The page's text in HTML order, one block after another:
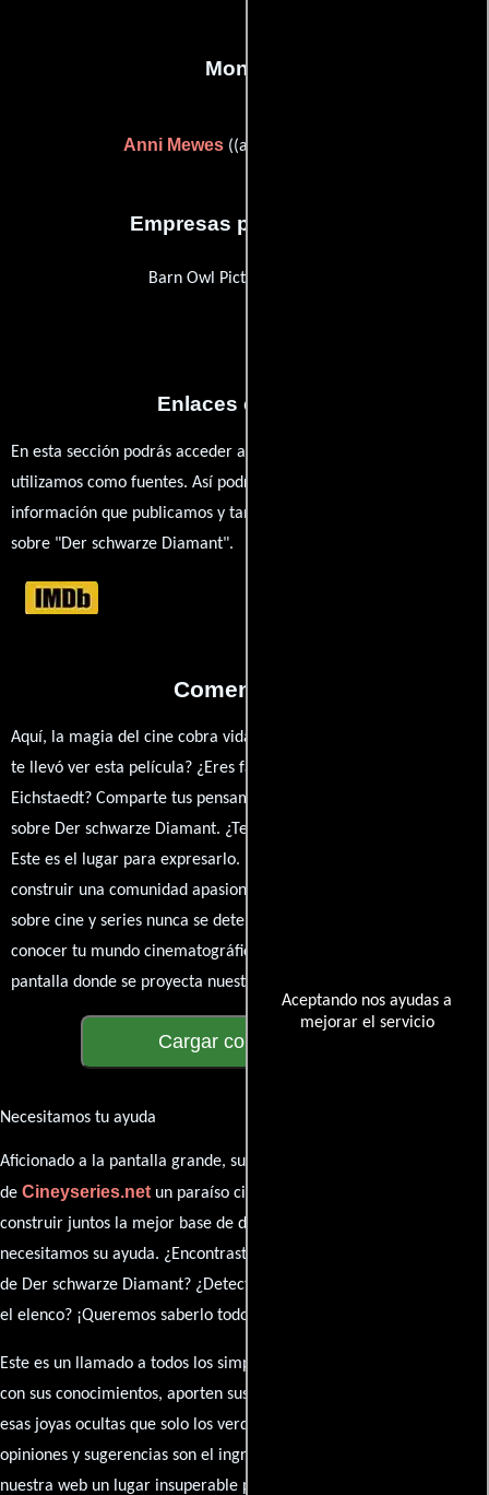
Aceptando nos ayudas a
mejorar el servicio
Montaje
Anni Mewes ((as Annie Mewes))
Empresas productoras
Barn Owl Picture Company
Enlaces externos
En esta sección podrás acceder a los recursos externos que
utilizamos como fuentes. Así podrás chequear toda la
información que publicamos y también ampliar tu conocimiento
sobre "Der schwarze Diamant".
Comentarios
Aquí, la magia del cine cobra vida a través de tus opiniones. ¿Qué
te llevó ver esta película? ¿Eres fan de Willy Zeyn, Senta
Eichstaedt? Comparte tus pensamientos, emociones y críticas
sobre Der schwarze Diamant. ¿Te hizo reír, llorar o reflexionar?
Este es el lugar para expresarlo. ¡No te guardes nada! Queremos
construir una comunidad apasionada donde la conversación
sobre cine y series nunca se detenga. Únete a la charla y déjanos
conocer tu mundo cinematográfico. ¡Los comentarios son la
pantalla donde se proyecta nuestra diversidad de opiniones!
Cargar comentarios
Necesitamos tu ayuda
Aficionado a la pantalla grande, su participación es clave para hacer
de Cineyseries.netun paraíso cinéfilo completo. Queremos
construir juntos la mejor base de datos cinematográfica, pero
necesitamos su ayuda. ¿Encontraste algún dato faltante en la ficha
de Der schwarze Diamant? ¿Detectaste algún error en la sinopsis o
el elenco? ¡Queremos saberlo todo!
Este es un llamado a todos los simpatizantes del cine: contribuyan
con sus conocimientos, aporten sus descubrimientos y compartan
esas joyas ocultas que solo los verdaderos fanáticos conocen. Sus
opiniones y sugerencias son el ingrediente secreto que hará de
nuestra web un lugar insuperable para los amantes del celuloide.